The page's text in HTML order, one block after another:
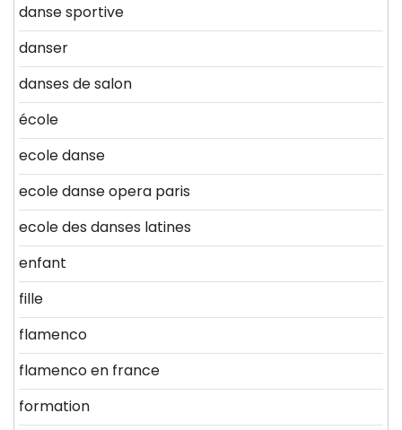
danse sportive
danser
danses de salon
école
ecole danse
ecole danse opera paris
ecole des danses latines
enfant
fille
flamenco
flamenco en france
formation